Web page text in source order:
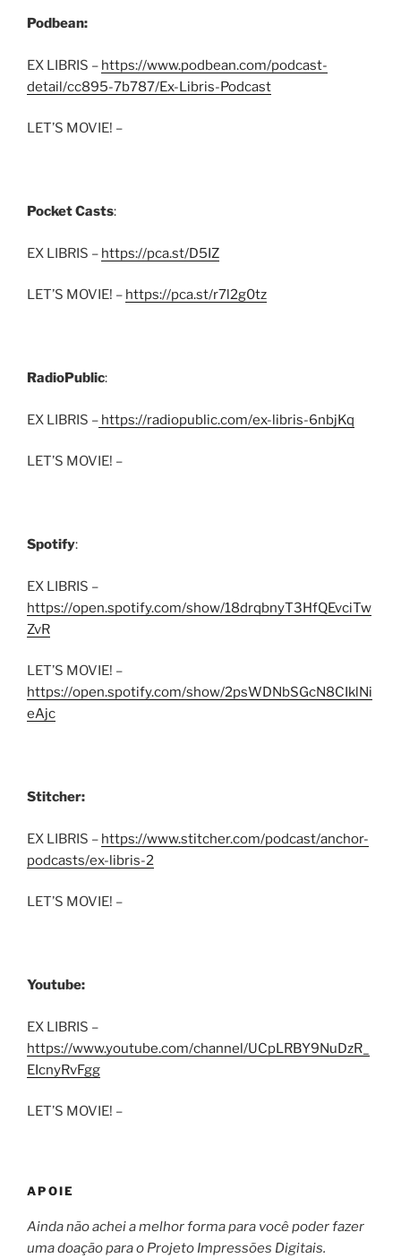
Podbean:
EX LIBRIS – https://www.podbean.com/podcast-
detail/cc895-7b787/Ex-Libris-Podcast
LET’S MOVIE! –
Pocket Casts:
EX LIBRIS – https://pca.st/D5IZ
LET’S MOVIE! – https://pca.st/r7l2g0tz
RadioPublic:
EX LIBRIS – https://radiopublic.com/ex-libris-6nbjKq
LET’S MOVIE! –
Spotify:
EX LIBRIS –
https://open.spotify.com/show/18drqbnyT3HfQEvciTw
ZvR
LET’S MOVIE! –
https://open.spotify.com/show/2psWDNbSGcN8CIklNi
eAjc
Stitcher:
EX LIBRIS – https://www.stitcher.com/podcast/anchor-
podcasts/ex-libris-2
LET’S MOVIE! –
Youtube:
EX LIBRIS –
https://www.youtube.com/channel/UCpLRBY9NuDzR_
EIcnyRvFgg
LET’S MOVIE! –
APOIE
Ainda não achei a melhor forma para você poder fazer
uma doação para o Projeto Impressões Digitais.